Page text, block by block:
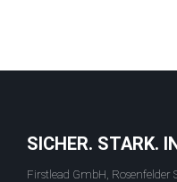
SICHER. STARK.
Firstlead GmbH, Rosenfelder